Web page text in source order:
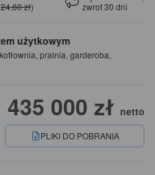
użytkowym
pralnia, garderoba,
435 000 zł netto
PLIKI DO POBRANIA
24,60 zł)
zwrot 30 dni